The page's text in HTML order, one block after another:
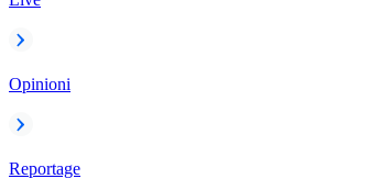
Opinioni
Reportage